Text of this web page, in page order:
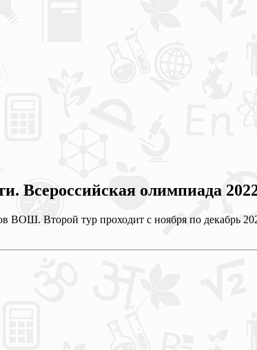
олимпиада
Второй тур проходит с ноября по декабрь